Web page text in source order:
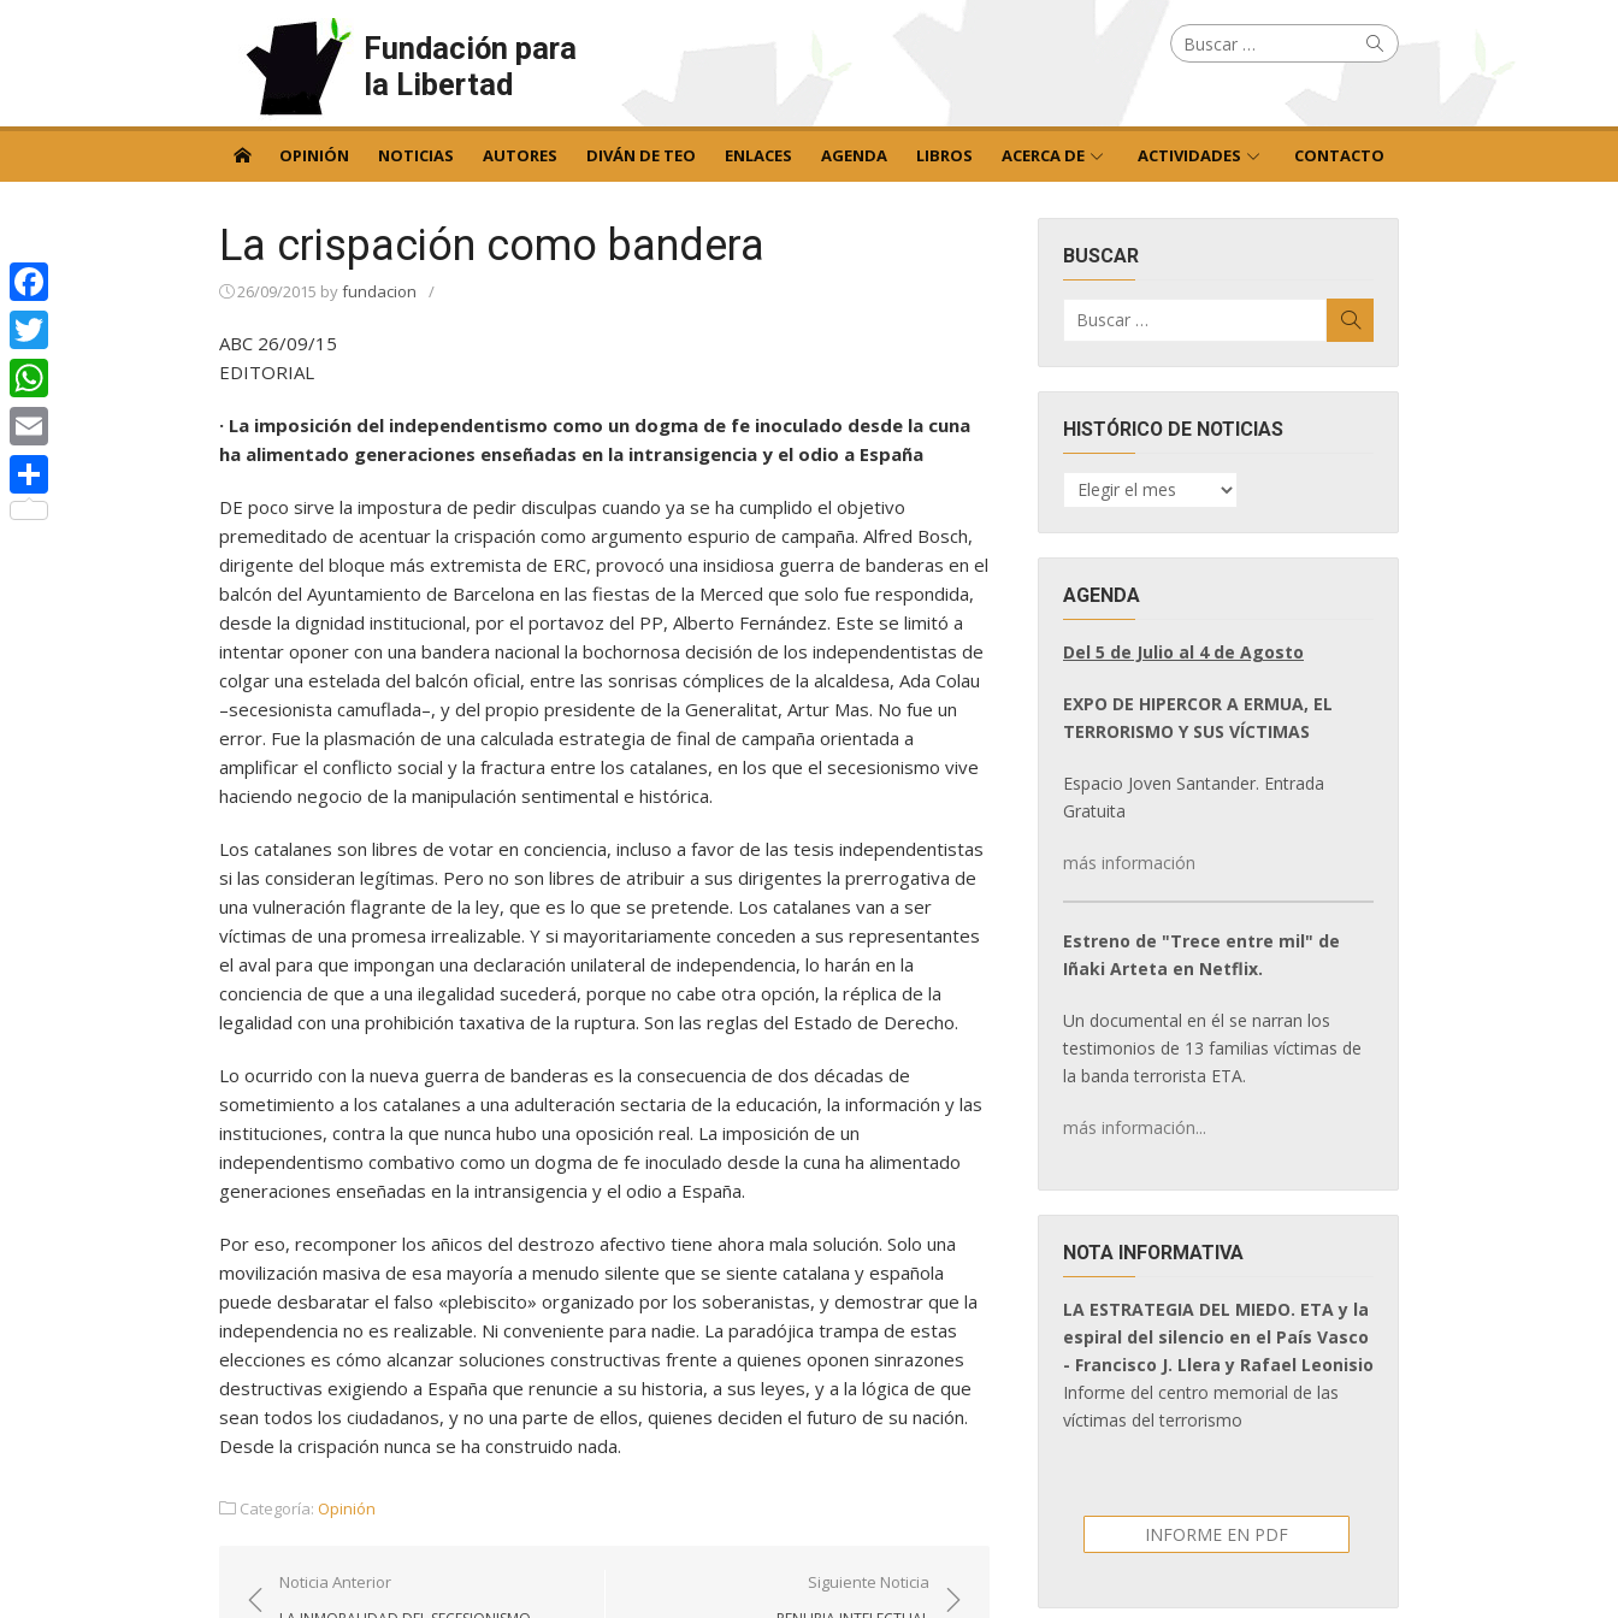
Fundación para
la Libertad
Buscar
por: Buscar
OPINIÓN NOTICIAS AUTORES DIVÁN DE TEO ENLACES AGENDA LIBROS ACERCA DE ACTIVIDADES CONTACTO
La crispación como bandera
26/09/2015 byfundacion /
ABC 26/09/15
EDITORIAL
· La imposición del independentismo como un dogma de fe inoculado desde la cuna
ha alimentado generaciones enseñadas en la intransigencia y el odio a España
DE poco sirve la impostura de pedir disculpas cuando ya se ha cumplido el objetivo
premeditado de acentuar la crispación como argumento espurio de campaña. Alfred Bosch,
dirigente del bloque más extremista de ERC, provocó una insidiosa guerra de banderas en el
balcón del Ayuntamiento de Barcelona en las fiestas de la Merced que solo fue respondida,
desde la dignidad institucional, por el portavoz del PP, Alberto Fernández. Este se limitó a
intentar oponer con una bandera nacional la bochornosa decisión de los independentistas de
colgar una estelada del balcón oficial, entre las sonrisas cómplices de la alcaldesa, Ada Colau
–secesionista camuflada–, y del propio presidente de la Generalitat, Artur Mas. No fue un
error. Fue la plasmación de una calculada estrategia de final de campaña orientada a
amplificar el conflicto social y la fractura entre los catalanes, en los que el secesionismo vive
haciendo negocio de la manipulación sentimental e histórica.
Los catalanes son libres de votar en conciencia, incluso a favor de las tesis independentistas
si las consideran legítimas. Pero no son libres de atribuir a sus dirigentes la prerrogativa de
una vulneración flagrante de la ley, que es lo que se pretende. Los catalanes van a ser
víctimas de una promesa irrealizable. Y si mayoritariamente conceden a sus representantes
el aval para que impongan una declaración unilateral de independencia, lo harán en la
conciencia de que a una ilegalidad sucederá, porque no cabe otra opción, la réplica de la
legalidad con una prohibición taxativa de la ruptura. Son las reglas del Estado de Derecho.
Lo ocurrido con la nueva guerra de banderas es la consecuencia de dos décadas de
sometimiento a los catalanes a una adulteración sectaria de la educación, la información y las
instituciones, contra la que nunca hubo una oposición real. La imposición de un
independentismo combativo como un dogma de fe inoculado desde la cuna ha alimentado
generaciones enseñadas en la intransigencia y el odio a España.
Por eso, recomponer los añicos del destrozo afectivo tiene ahora mala solución. Solo una
movilización masiva de esa mayoría a menudo silente que se siente catalana y española
puede desbaratar el falso «plebiscito» organizado por los soberanistas, y demostrar que la
independencia no es realizable. Ni conveniente para nadie. La paradójica trampa de estas
elecciones es cómo alcanzar soluciones constructivas frente a quienes oponen sinrazones
destructivas exigiendo a España que renuncie a su historia, a sus leyes, y a la lógica de que
sean todos los ciudadanos, y no una parte de ellos, quienes deciden el futuro de su nación.
Desde la crispación nunca se ha construido nada.
Categoría: Opinión
Navegación
Noticia Anterior Siguiente Noticia
BUSCAR
por:
HISTÓRICO DE NOTICIAS
HISTÓRICO
DE
AGENDA
Del 5 de Julio al 4 de Agosto
EXPO DE HIPERCOR A ERMUA, EL
TERRORISMO Y SUS VÍCTIMAS
Espacio Joven Santander. Entrada
Gratuita
más información
Estreno de "Trece entre mil" de
Iñaki Arteta en Netflix.
Un documental en él se narran los
testimonios de 13 familias víctimas de
la banda terrorista ETA.
más información...
NOTA INFORMATIVA
LA ESTRATEGIA DEL MIEDO. ETA y la
espiral del silencio en el País Vasco
- Francisco J. Llera y Rafael Leonisio
Informe del centro memorial de las
víctimas del terrorismo
INFORME EN PDF
Facebook
Twitter
WhatsApp
Email
Compartir